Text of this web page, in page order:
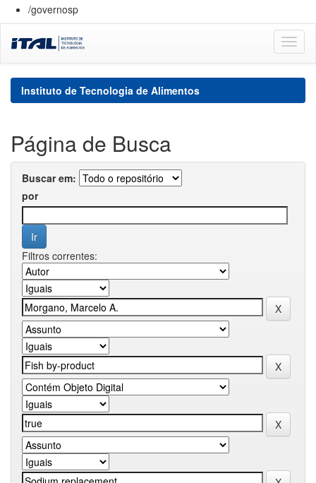
/governosp
navigation
Instituto de Tecnologia de Alimentos
Página de Busca
Buscar em:
por
Filtros correntes: